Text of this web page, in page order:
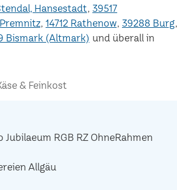
Hansestadt 39517
Premnitz 14712 Rathenow 39288 Burg
Bismark (Altmark) und überall in
& Feinkost
Allgäu